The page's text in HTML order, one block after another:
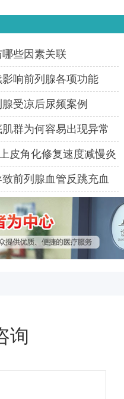
些因素关联
响前列腺各项功能
受凉后尿频案例
群为何容易出现异常
皮角化修复速度减慢炎
前列腺血管反跳充血
询